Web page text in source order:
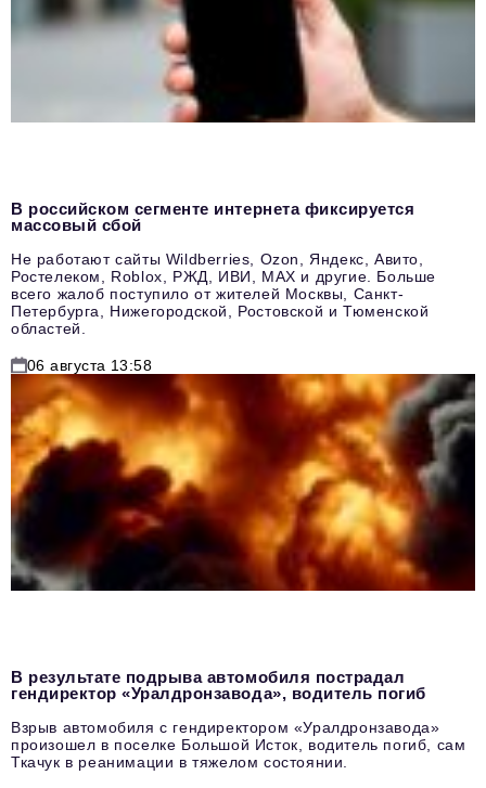
В российском сегменте интернета фиксируется
массовый сбой
Не работают сайты Wildberries, Ozon, Яндекс, Авито,
Ростелеком, Roblox, РЖД, ИВИ, MAX и другие. Больше
всего жалоб поступило от жителей Москвы, Санкт-
Петербурга, Нижегородской, Ростовской и Тюменской
областей.
06 августа 13:58
В результате подрыва автомобиля пострадал
гендиректор «Уралдронзавода», водитель погиб
Взрыв автомобиля с гендиректором «Уралдронзавода»
произошел в поселке Большой Исток, водитель погиб, сам
Ткачук в реанимации в тяжелом состоянии.